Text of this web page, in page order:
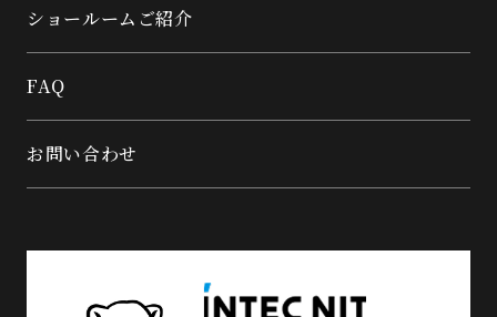
ショールームご紹介
FAQ
お問い合わせ